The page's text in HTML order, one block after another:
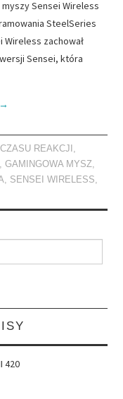
Sensei Wireless
SteelSeries
Wireless zachował
Sensei, która
→
REAKCJI ,
,GAMINGOWA MYSZ,
, SENSEI WIRELESS,
420